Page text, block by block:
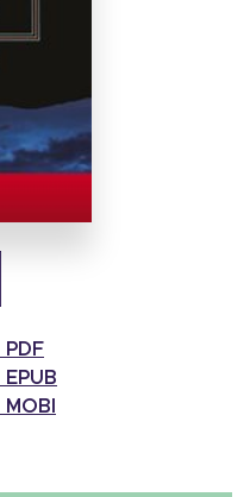
PDF
EPUB
MOBI